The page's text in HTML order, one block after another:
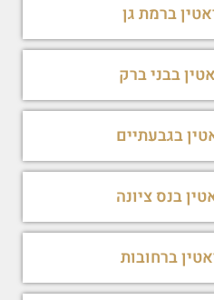
ברמת גן
בבני ברק
בגבעתיים
בנס ציונה
ברחובות